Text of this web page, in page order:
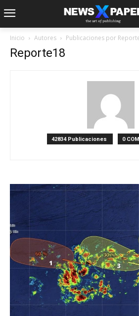
Inicio Autores Publicaciones por
Reporte18
42834 Publicaciones 0